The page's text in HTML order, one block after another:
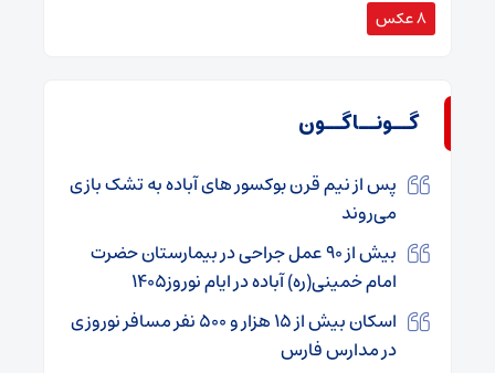
8 عکس
گــونــاگــون
پس از نیم قرن بوکسور های آباده به تشک بازی
می‌روند
بیش از ۹۰ عمل جراحی در بیمارستان حضرت
امام خمینی(ره) آباده در ایام نوروز۱۴۰۵
اسکان بیش از ۱۵ هزار و ۵۰۰ نفر مسافر نوروزی
در مدارس فارس